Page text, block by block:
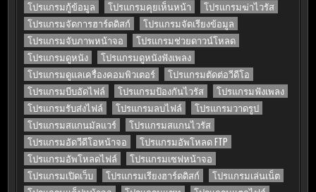
โปรแกรมกู้ข้อมูล
โปรแกรมคุยเห็นหน้า
โปรแกรมฆ่าไวรัส
โปรแกรมจัดการฮาร์ดดิสก์
โปรแกรมจัดเรียงข้อมูล
โปรแกรมจับภาพหน้าจอ
โปรแกรมช่วยดาวน์โหลด
โปรแกรมดูหนัง
โปรแกรมดูหนังฟังเพลง
โปรแกรมดูแลเครื่องคอมพิวเตอร์
โปรแกรมตัดต่อวีดีโอ
โปรแกรมบีบอัดไฟล์
โปรแกรมป้องกันไวรัส
โปรแกรมฟังเพลง
โปรแกรมรับส่งไฟล์
โปรแกรมลบไฟล์
โปรแกรมวาดรูป
โปรแกรมสแกนมัลแวร์
โปรแกรมสแกนไวรัส
โปรแกรมอัดวีดีโอหน้าจอ
โปรแกรมอัพโหลด FTP
โปรแกรมอัพโหลดไฟล์
โปรแกรมเซฟหน้าจอ
โปรแกรมเปิดเว็บ
โปรแกรมเรียงฮาร์ดดิสก์
โปรแกรมเล่นเน็ต